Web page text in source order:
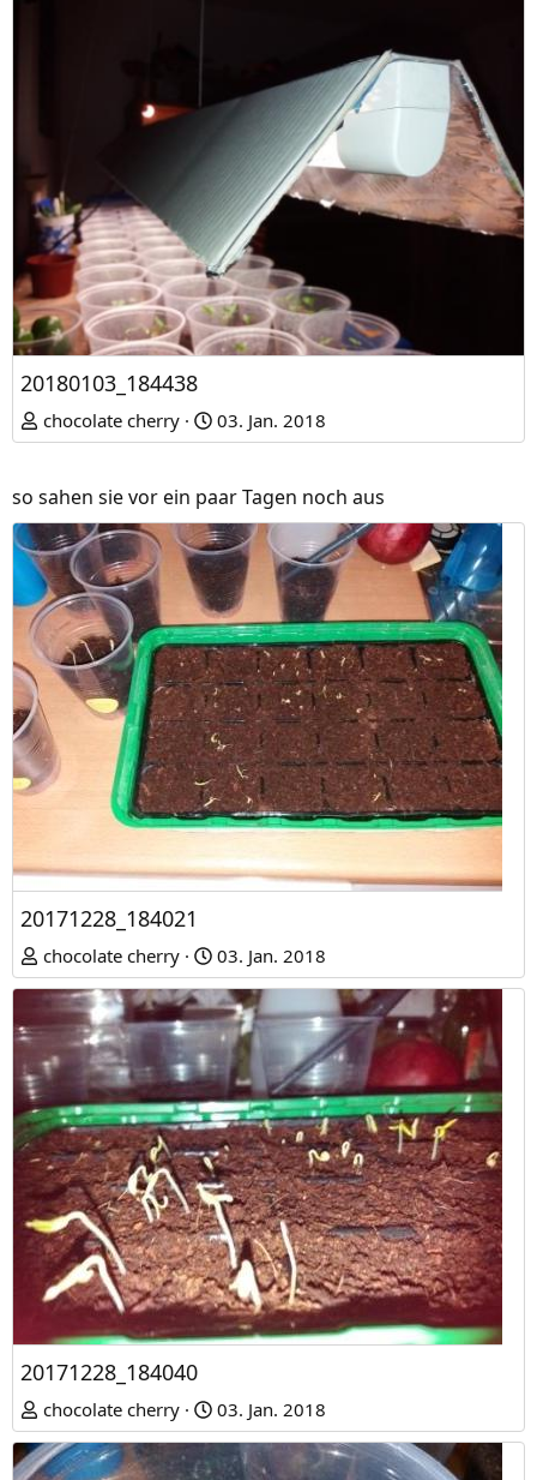
20180103_184438
chocolate cherry 03. Jan. 2018
so sahen sie vor ein paar Tagen noch aus
20171228_184021
chocolate cherry 03. Jan. 2018
20171228_184040
chocolate cherry 03. Jan. 2018